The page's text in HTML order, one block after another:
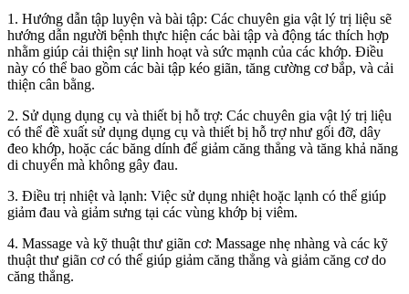
1. Hướng dẫn tập luyện và bài tập: Các chuyên gia vật lý trị liệu sẽ
hướng dẫn người bệnh thực hiện các bài tập và động tác thích hợp
nhằm giúp cải thiện sự linh hoạt và sức mạnh của các khớp. Điều
này có thể bao gồm các bài tập kéo giãn, tăng cường cơ bắp, và cải
thiện cân bằng.
2. Sử dụng dụng cụ và thiết bị hỗ trợ: Các chuyên gia vật lý trị liệu
có thể đề xuất sử dụng dụng cụ và thiết bị hỗ trợ như gối đỡ, dây
đeo khớp, hoặc các băng dính để giảm căng thẳng và tăng khả năng
di chuyển mà không gây đau.
3. Điều trị nhiệt và lạnh: Việc sử dụng nhiệt hoặc lạnh có thể giúp
giảm đau và giảm sưng tại các vùng khớp bị viêm.
4. Massage và kỹ thuật thư giãn cơ: Massage nhẹ nhàng và các kỹ
thuật thư giãn cơ có thể giúp giảm căng thẳng và giảm căng cơ do
căng thẳng.